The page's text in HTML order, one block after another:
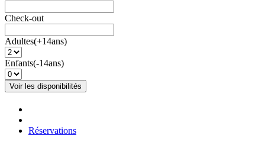
Check-out
Adultes(+14ans)
Enfants(-14ans)
Réservations